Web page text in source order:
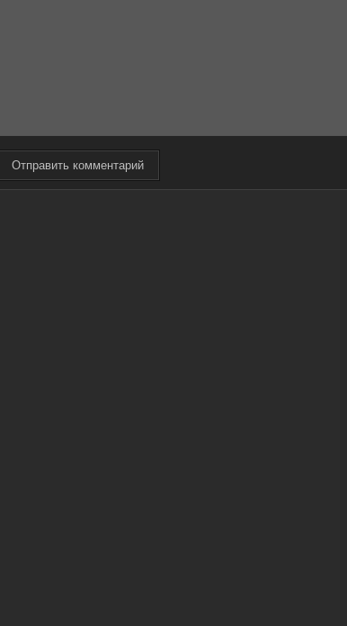
Отправить комментарий